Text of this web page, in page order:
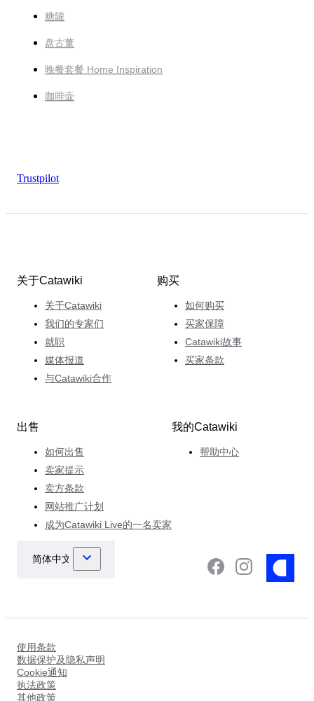
糖罐
盘古董
晚餐套餐 Home Inspiration
咖啡壶
Trustpilot
关于Catawiki
关于Catawiki
我们的专家们
就职
媒体报道
与Catawiki合作
购买
如何购买
买家保障
Catawiki故事
买家条款
出售
如何出售
卖家提示
卖方条款
网站推广计划
成为Catawiki Live的一名卖家
我的Catawiki
帮助中心
使用条款
数据保护及隐私声明
Cookie通知
执法政策
其他政策